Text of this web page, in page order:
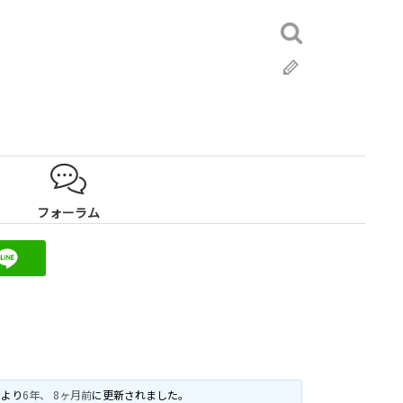
検
索:
フォーラム
り6年、 8ヶ月前に更新されました。